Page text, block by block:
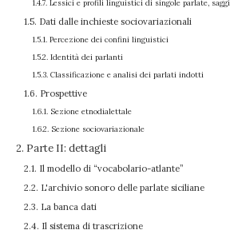
1.4.7. Lessici e profili linguistici di singole parlate,
1.5. Dati dalle inchieste sociovariazionali
1.5.1. Percezione dei confini linguistici
1.5.2. Identità dei parlanti
1.5.3. Classificazione e analisi dei parlati indotti
1.6. Prospettive
1.6.1. Sezione etnodialettale
1.6.2. Sezione sociovariazionale
2. Parte II: dettagli
2.1. Il modello di “vocabolario-atlante”
2.2. L'archivio sonoro delle parlate siciliane
2.3. La banca dati
2.4. Il sistema di trascrizione